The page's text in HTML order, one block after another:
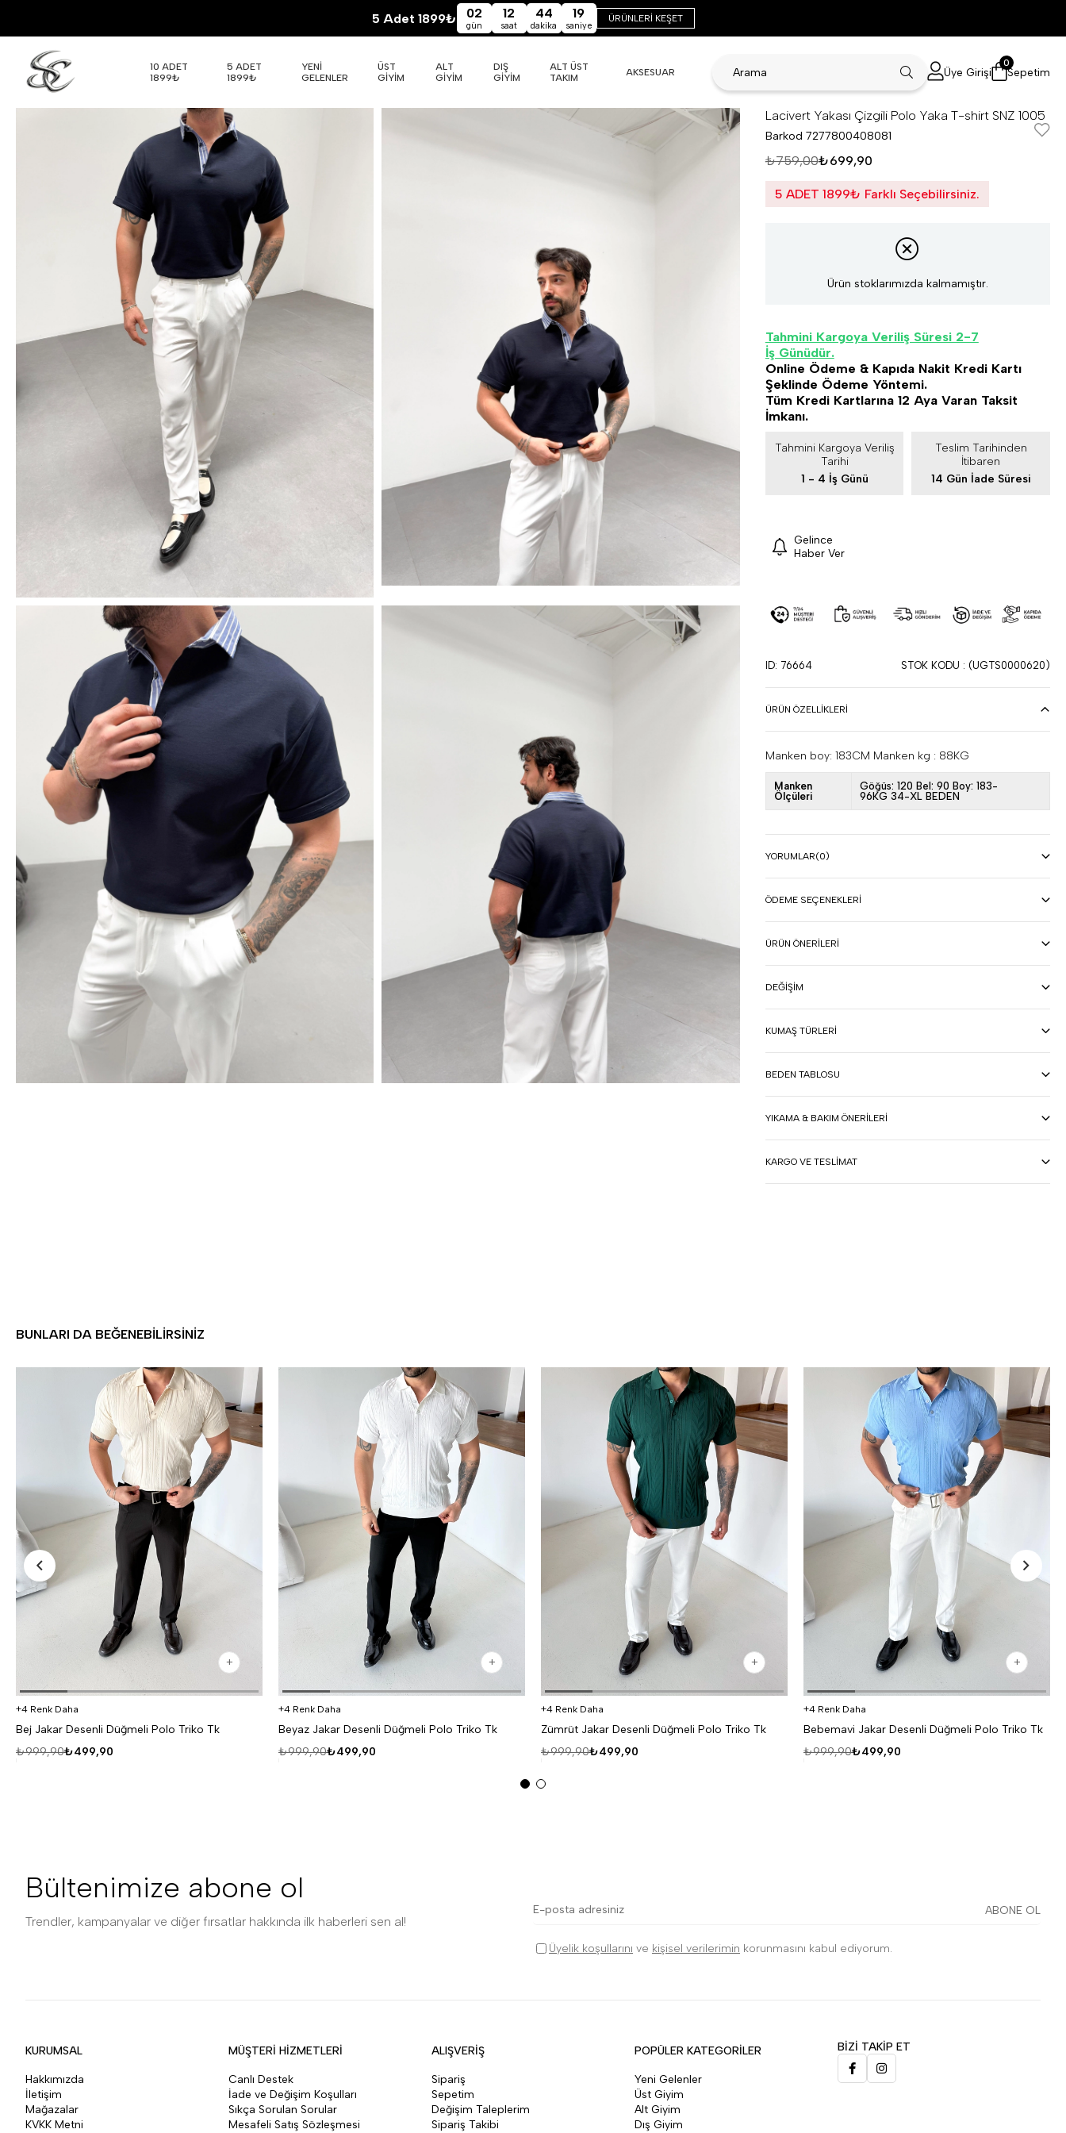
5 Adet 1899₺ 02
gün
12
saat
44
dakika
18
saniye
ÜRÜNLERİ KEŞET
10 ADET
1899₺
5 ADET
1899₺
YENİ
GELENLER
ÜST
GİYİM
ALT
GİYİM
DIŞ
GİYİM
ALT ÜST
TAKIM
AKSESUAR Üye Girişi Sepetim
0
Lacivert Yakası Çizgili Polo Yaka T-shirt SNZ 1005
Barkod 7277800408081
₺759,00₺699,90
5 ADET 1899₺ Farklı Seçebilirsiniz.
Ürün stoklarımızda kalmamıştır.
Tahmini Kargoya Veriliş Süresi 2-7
İş Günüdür.
Online Ödeme & Kapıda Nakit Kredi Kartı
Şeklinde Ödeme Yöntemi.
Tüm Kredi Kartlarına 12 Aya Varan Taksit
İmkanı.
Tahmini Kargoya Veriliş
Tarihi
1 - 4 İş Günü
Teslim Tarihinden
İtibaren
14 Gün İade Süresi
Gelince
Haber Ver
ID: 76664 STOK KODU (UGTS0000620)
ÜRÜN ÖZELLIKLERI
Manken boy: 183CM Manken kg : 88KG
Manken
Ölçüleri
Göğüs: 120 Bel: 90 Boy: 183-
96KG 34-XL BEDEN
YORUMLAR(0)
ÖDEME SEÇENEKLERI
ÜRÜN ÖNERILERI
DEĞIŞIM
KUMAŞ TÜRLERI
BEDEN TABLOSU
YIKAMA & BAKIM ÖNERILERI
KARGO VE TESLIMAT
BUNLARI DA BEĞENEBILIRSINIZ
4 Renk Daha
Bej Jakar Desenli Düğmeli Polo Triko Tk
₺499,90
₺999,90
4 Renk Daha
Beyaz Jakar Desenli Düğmeli Polo Triko Tk
₺499,90
₺999,90
4 Renk Daha
Zümrüt Jakar Desenli Düğmeli Polo Triko Tk
₺499,90
₺999,90
4 Renk Daha
Bebemavi Jakar Desenli Düğmeli Polo Triko Tk
₺499,90
₺999,90
Bültenimize abone ol
Trendler, kampanyalar ve diğer fırsatlar hakkında ilk haberleri sen al!
ABONE OL
Üyelik koşullarını ve kişisel verilerimin korunmasını kabul ediyorum.
KURUMSAL
Hakkımızda
İletişim
Mağazalar
KVKK Metni
MÜŞTERİ HİZMETLERİ
Canlı Destek
İade ve Değişim Koşulları
Sıkça Sorulan Sorular
Mesafeli Satış Sözleşmesi
ALIŞVERİŞ
Sipariş
Sepetim
Değişim Taleplerim
Sipariş Takibi
POPÜLER KATEGORİLER
Yeni Gelenler
Üst Giyim
Alt Giyim
Dış Giyim
BİZİ TAKİP ET